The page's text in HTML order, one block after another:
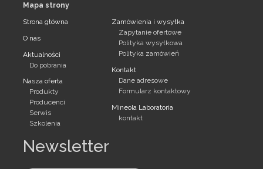
Mapa strony
Strona główna
O nas
Aktualności
Do pobrania
Nasza oferta
Produkty
Producenci
Serwis
Szkolenia
Zamówienia i wysyłka
Zapytanie ofertowe
Polityka wysyłkowa
Polityka zamówień
Kontakt
Dane adresowe
Formularz kontaktowy
Mineola Laboratoria
kontakt
Newsletter